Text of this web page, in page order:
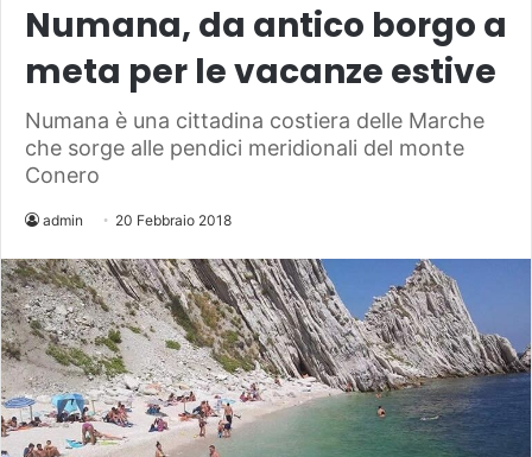
Numana, da antico borgo a
meta per le vacanze estive
Numana è una cittadina costiera delle Marche
che sorge alle pendici meridionali del monte
Conero
admin 20 Febbraio 2018